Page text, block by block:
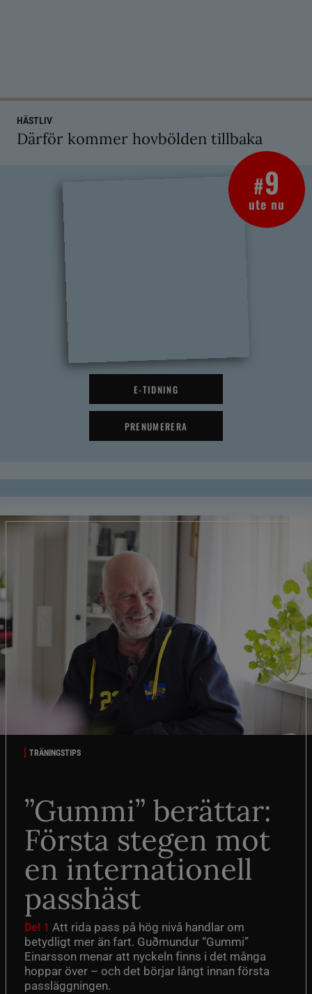
HÄSTLIV
Därför kommer hovbölden tillbaka
#9
ute nu
E-TIDNING
PRENUMERERA
TRÄNINGSTIPS
”Gummi” berättar:
Första stegen mot
en internationell
passhäst
Del 1 Att rida pass på hög nivå handlar om
betydligt mer än fart. Guðmundur “Gummi”
Einarsson menar att nyckeln finns i det många
hoppar över – och det börjar långt innan första
passläggningen.